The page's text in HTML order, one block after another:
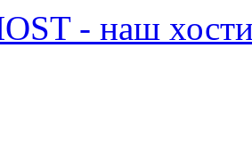
- наш